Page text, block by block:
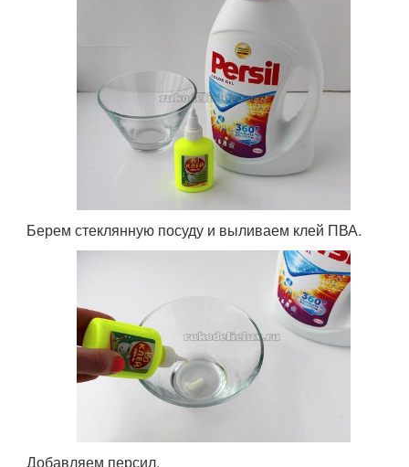
Берем стеклянную посуду и выливаем клей ПВА.
Добавляем персил.